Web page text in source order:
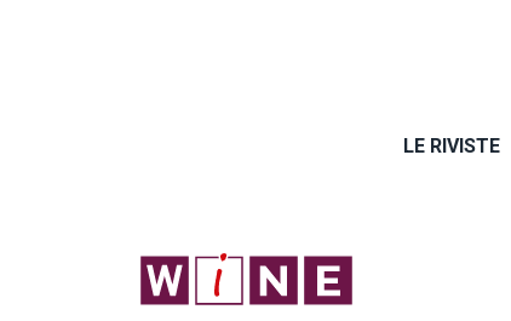
LE RIVISTE